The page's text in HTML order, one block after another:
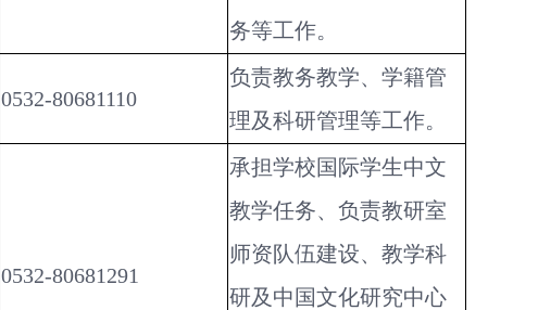
务等工作。
0532-80681110
负责教务教学、学籍管
理及科研管理等工作。
0532-80681291
承担学校国际学生中文
教学任务、负责教研室
师资队伍建设、教学科
研及中国文化研究中心